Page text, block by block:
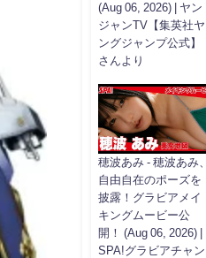
(Aug 06, 2026) | ヤン
ジャンTV【集英社ヤ
ングジャンプ公式】
さんより
穂波あみ - 穂波あみ、
自由自在のポーズを
披露！グラビアメイ
キングムービー公
開！ (Aug 06, 2026) |
SPA!グラビアチャン